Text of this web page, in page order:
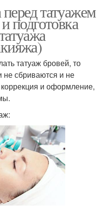
татуажем
подготовка
татуаж бровей, то
не сбриваются и не
и оформление,